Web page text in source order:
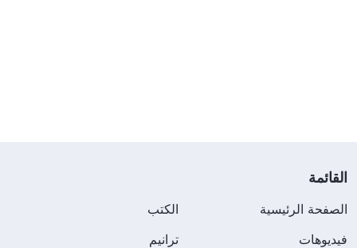
القائمة
الصفحة الرئيسية
الكتب
فيديوهات
ترانيم